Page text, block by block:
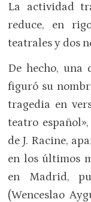
La actividad
reduce, en
teatrales y dos
De hecho, una
figuró su
tragedia en
teatro
de J. Racine,
en los últimos
en Madrid,
(Wenceslao